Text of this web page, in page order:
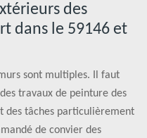
des
dans le 59146 et
sont multiples. Il faut
travaux de peinture des
des tâches particulièrement
de convier des